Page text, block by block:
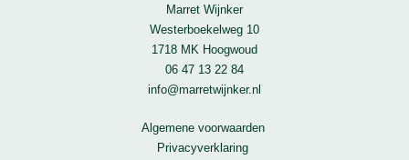
Marret Wijnker
Westerboekelweg 10
1718 MK Hoogwoud
06 47 13 22 84
info@marretwijnker.nl
Algemene voorwaarden
Privacyverklaring